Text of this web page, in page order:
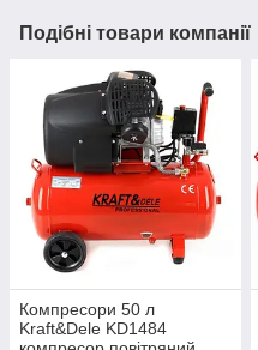
Подібні товари компанії
Компресори 50 л
Kraft&Dele KD1484